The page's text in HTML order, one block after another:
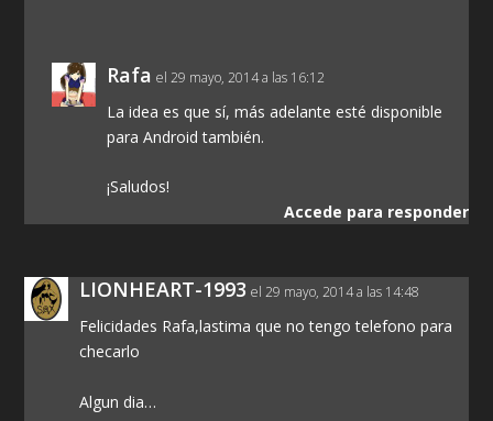
Rafa el 29 mayo, 2014 a las 16:12
La idea es que sí, más adelante esté disponible
para Android también.
¡Saludos!
Accede para responder
LIONHEART-1993 el 29 mayo, 2014 a las 14:48
Felicidades Rafa,lastima que no tengo telefono para
checarlo
Algun dia…